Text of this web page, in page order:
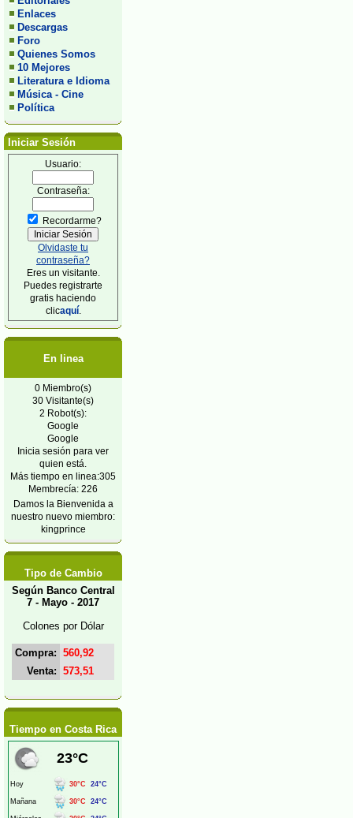
Enlaces
Descargas
Foro
Quienes Somos
10 Mejores
Literatura e Idioma
Música - Cine
Política
Iniciar Sesión
Usuario:
Contraseña:
Recordarme?
Olvidaste tu
contraseña?
Eres un visitante.
Puedes registrarte
gratis haciendo
clicaquí.
En linea
0 Miembro(s)
30 Visitante(s)
2 Robot(s):
Google
Google
Inicia sesión para ver
quien está.
Más tiempo en linea:305
Membrecía: 226
Damos la Bienvenida a
nuestro nuevo miembro:
kingprince
Tipo de Cambio
Según Banco Central
7 - Mayo - 2017
Colones por Dólar
Compra: 560,92
Venta: 573,51
Tiempo en Costa Rica